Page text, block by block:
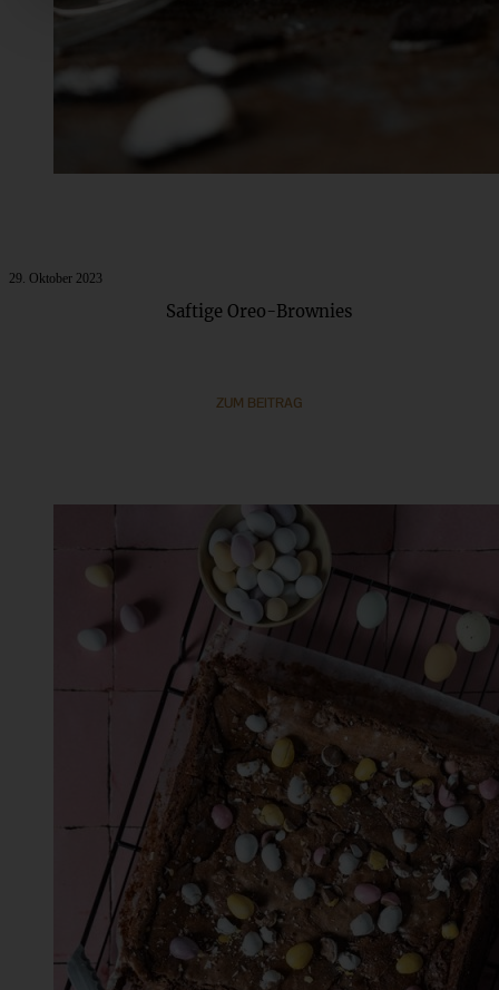
29. Oktober 2023
ZUM BEITRAG
Saftige Oreo-Brownies